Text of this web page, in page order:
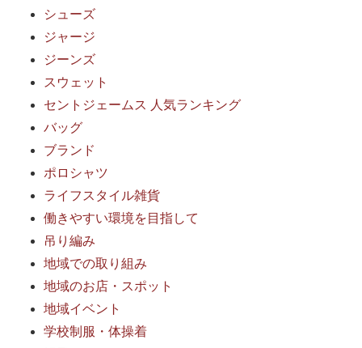
シューズ
ジャージ
ジーンズ
スウェット
セントジェームス 人気ランキング
バッグ
ブランド
ポロシャツ
ライフスタイル雑貨
働きやすい環境を目指して
吊り編み
地域での取り組み
地域のお店・スポット
地域イベント
学校制服・体操着